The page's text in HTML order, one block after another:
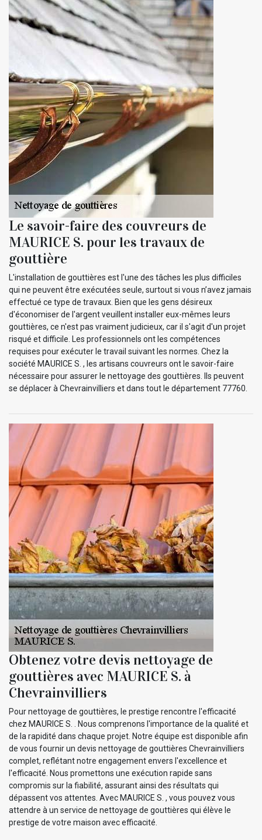
Le savoir-faire des couvreurs de
MAURICE S. pour les travaux de
gouttière
L'installation de gouttières est l'une des tâches les plus difficiles
qui ne peuvent être exécutées seule, surtout si vous n’avez jamais
effectué ce type de travaux. Bien que les gens désireux
d'économiser de l'argent veuillent installer eux-mêmes leurs
gouttières, ce n'est pas vraiment judicieux, car il s'agit d'un projet
risqué et difficile. Les professionnels ont les compétences
requises pour exécuter le travail suivant les normes. Chez la
société MAURICE S. , les artisans couvreurs ont le savoir-faire
nécessaire pour assurer le nettoyage des gouttières. Ils peuvent
se déplacer à Chevrainvilliers et dans tout le département 77760.
Obtenez votre devis nettoyage de
gouttières avec MAURICE S. à
Chevrainvilliers
Pour nettoyage de gouttières, le prestige rencontre l'efficacité
chez MAURICE S. . Nous comprenons l'importance de la qualité et
de la rapidité dans chaque projet. Notre équipe est disponible afin
de vous fournir un devis nettoyage de gouttières Chevrainvilliers
complet, reflétant notre engagement envers l'excellence et
l'efficacité. Nous promettons une exécution rapide sans
compromis sur la fiabilité, assurant ainsi des résultats qui
dépassent vos attentes. Avec MAURICE S. , vous pouvez vous
attendre à un service de nettoyage de gouttières qui élève le
prestige de votre maison avec efficacité.